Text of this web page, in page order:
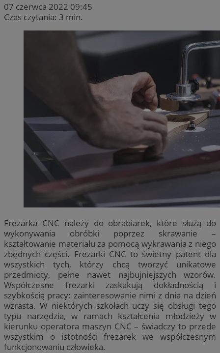
07 czerwca 2022 09:45
Czas czytania: 3 min.
Frezarka CNC należy do obrabiarek, które służą do
wykonywania obróbki poprzez skrawanie –
kształtowanie materiału za pomocą wykrawania z niego
zbędnych części. Frezarki CNC to świetny patent dla
wszystkich tych, którzy chcą tworzyć unikatowe
przedmioty, pełne nawet najbujniejszych wzorów.
Współczesne frezarki zaskakują dokładnością i
szybkością pracy; zainteresowanie nimi z dnia na dzień
wzrasta. W niektórych szkołach uczy się obsługi tego
typu narzędzia, w ramach kształcenia młodzieży w
kierunku operatora maszyn CNC – świadczy to przede
wszystkim o istotności frezarek we współczesnym
funkcjonowaniu człowieka.